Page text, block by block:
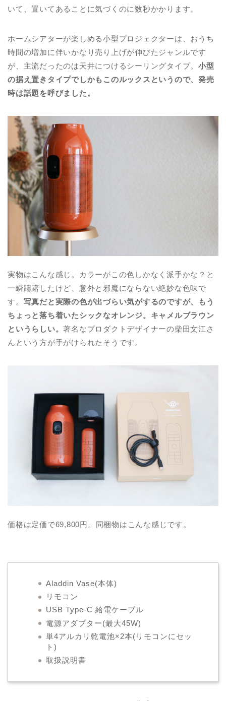
いて、置いてあることに気づくのに数秒かかります。
ホームシアターが楽しめる小型プロジェクターは、おうち
時間の増加に伴いかなり売り上げが伸びたジャンルです
が、主流だったのは天井につけるシーリングタイプ。小型
の据え置きタイプでしかもこのルックスというので、発売
時は話題を呼びました。
実物はこんな感じ。カラーがこの色しかなく派手かな？と
一瞬躊躇したけど、意外と邪魔にならない絶妙な色味で
す。 写真だと実際の色が出づらい気がするのですが、もう
ちょっと落ち着いたシックなオレンジ。キャメルブラウン
というらしい。著名なプロダクトデザイナーの柴田文江さ
んという方が手がけられたそうです。
価格は定価で69,800円。同梱物はこんな感じです。
Aladdin Vase(本体)
リモコン
USB Type-C 給電ケーブル
電源アダプター(最大45W)
単4アルカリ乾電池×2本(リモコンにセッ
ト)
取扱説明書